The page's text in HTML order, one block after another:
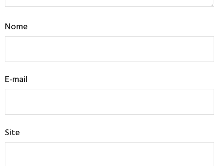
Nome
E-mail
Site